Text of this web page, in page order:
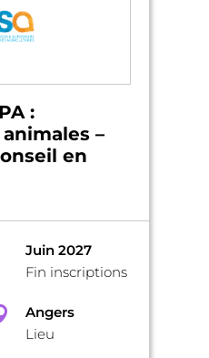
:
–
en
Juin 2027
Fin inscriptions
Angers
Lieu